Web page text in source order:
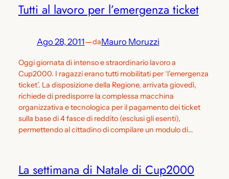
Tutti al lavoro per l’emergenza ticket
Ago 28, 2011—daMauro Moruzzi
Oggi giornata di intenso e straordinario lavoro a
Cup2000. I ragazzi erano tutti mobilitati per ‘l’emergenza
ticket’. La disposizione della Regione, arrivata giovedì,
richiede di predisporre la complessa macchina
organizzativa e tecnologica per il pagamento dei ticket
sulla base di 4 fasce di reddito (esclusi gli esenti),
permettendo al cittadino di compilare un modulo di…
La settimana di Natale di Cup2000